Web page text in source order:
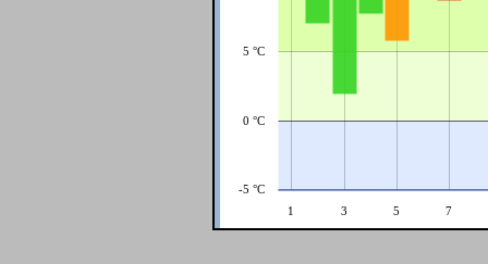
1 3 5 7
-5 °C
0 °C
5 °C